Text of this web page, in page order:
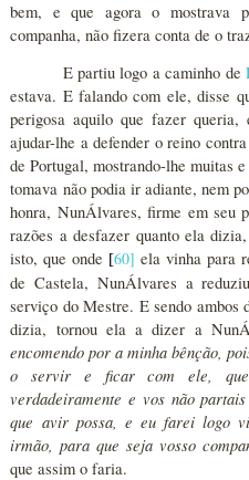
bem, e que agora o mostrava
companha, não fizera conta de o
E partiu logo a caminho de
estava. E falando com ele, disse
perigosa aquilo que fazer
ajudar-lhe a defender o reino
de Portugal, mostrando-lhe muitas
tomava não podia ir adiante, nem
honra, NunÁlvares, firme em seu
razões a desfazer quanto ela
isto, que onde [60] ela vinha para
de Castela, NunÁlvares a
serviço do Mestre. E sendo ambos
dizia, tornou ela a dizer a
encomendo por a minha bênção,
o servir e ficar com ele,
verdadeiramente e vos não
que avir possa, e eu farei logo
irmão, para que seja vosso
que assim o faria.